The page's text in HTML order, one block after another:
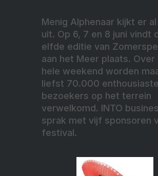
Menig Alphenaar kijkt er al
uit. Op 6, 7 en 8 juni vindt
elfde editie van
aan het Meer plaats. Over
hele weekend worden
liefst 70.000 enthousiaste
bezoekers op het terrein
verwelkomd. INTO
sprak met vijf sponsoren
festival.